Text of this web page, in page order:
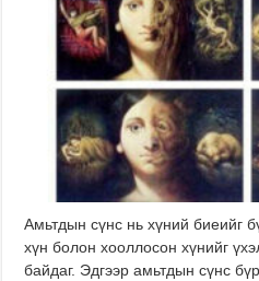
Амьтдын сүнс нь хүний биеийг
хүн болон хооллосон хүнийг
байдаг. Эдгээр амьтдын сүнс